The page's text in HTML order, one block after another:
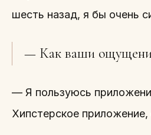
шесть назад, я бы очень
— Как ваши
— Я пользуюсь
Хипстерское приложение,